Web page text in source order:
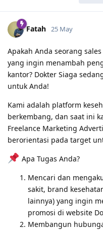
Fatah 25 May
Apakah Anda seorang
yang ingin menambah
kantor? Dokter Siaga
untuk Anda!
Kami adalah platform
berkembang, dan saat ini
Freelance Marketing
berorientasi pada target
Apa Tugas Anda?
Mencari dan
sakit, brand
lainnya) yang ingin
promosi di website
Membangun